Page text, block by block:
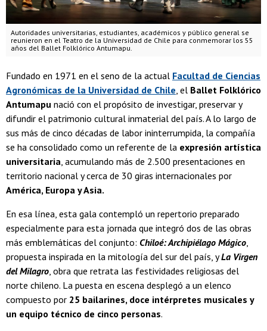
Autoridades universitarias, estudiantes, académicos y público general se
reunieron en el Teatro de la Universidad de Chile para conmemorar los 55
años del Ballet Folklórico Antumapu.
Fundado en 1971 en el seno de la actual Facultad de Ciencias
Agronómicas de la Universidad de Chile, el Ballet Folklórico
Antumapu nació con el propósito de investigar, preservar y
difundir el patrimonio cultural inmaterial del país. A lo largo de
sus más de cinco décadas de labor ininterrumpida, la compañía
se ha consolidado como un referente de la expresión artística
universitaria, acumulando más de 2.500 presentaciones en
territorio nacional y cerca de 30 giras internacionales por
América, Europa y Asia.
En esa línea, esta gala contempló un repertorio preparado
especialmente para esta jornada que integró dos de las obras
más emblemáticas del conjunto: Chiloé: Archipiélago Mágico,
propuesta inspirada en la mitología del sur del país, yLa Virgen
del Milagro, obra que retrata las festividades religiosas del
norte chileno. La puesta en escena desplegó a un elenco
compuesto por 25 bailarines, doce intérpretes musicales y
un equipo técnico de cinco personas.